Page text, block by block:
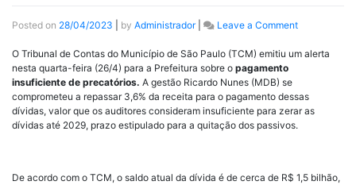
Posted on 28/04/2023 by Administrador| Leave a Comment
O Tribunal de Contas do Município de São Paulo (TCM) emitiu um alerta
nesta quarta-feira (26/4) para a Prefeitura sobre o pagamento
insuficiente de precatórios. A gestão Ricardo Nunes (MDB) se
comprometeu a repassar 3,6% da receita para o pagamento dessas
dívidas, valor que os auditores consideram insuficiente para zerar as
dívidas até 2029, prazo estipulado para a quitação dos passivos.
De acordo com o TCM, o saldo atual da dívida é de cerca de R$ 1,5 bilhão,